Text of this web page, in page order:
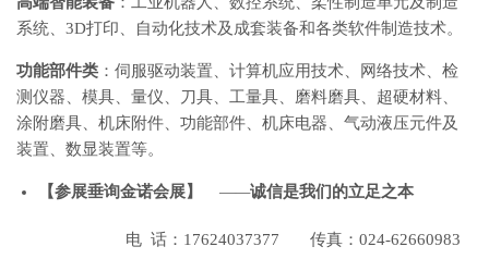
系统、3D打印、自动化技术及成套装备和各类软件制造技术。
功能部件类 ：伺服驱动装置、计算机应用技术、网络技术、检
测仪器、模具、量仪、刀具、工量具、磨料磨具、超硬材料、
涂附磨具、机床附件、功能部件、机床电器、气动液压元件及
装置、数显装置等。
【参展垂询金诺会展】 ——诚信是我们的立足之本
电 话：17624037377 传真：024-62660983